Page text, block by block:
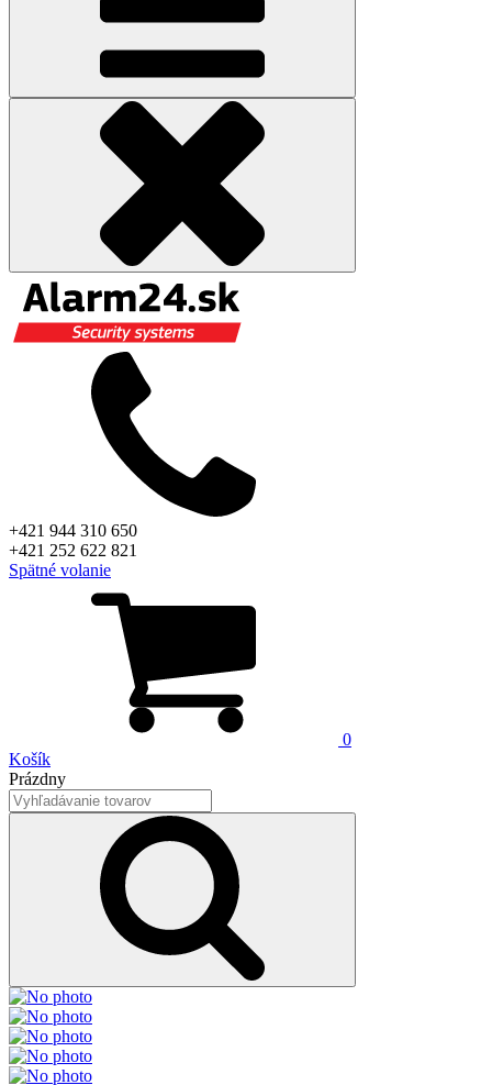
+421 944 310 650
+421 252 622 821
Spätné volanie
0
Košík
Prázdny